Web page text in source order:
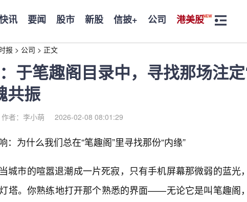
讯 要闻 股市 新股 信披+ 公司 港美股
报 > 公司 > 正文
于笔趣阁目录中，寻找那场注
共振
作者：李小萌 2026-02-08 08:01:29
：为什么我们总在“笔趣阁”里寻找那份“内缘”
城市的喧嚣退潮成一片死寂，只有手机屏幕那微弱的蓝光
塔。你熟练地打开那个熟悉的界面——无论它是叫笔趣阁